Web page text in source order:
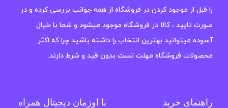
را قبل از موجود کردن در فروشگاه از همه جوانب بررسی کرده و در
صورت تایید ، کالا در فروشگاه موجود میشود و شما با خیال
آسوده میتوانید بهترین انتخاب را داشته باشید چرا که اکثر
محصولات فروشگاه مهلت تست بدون قید و شرط دارند.
راهنمای خرید
با اوزمان دیجیتال همراه